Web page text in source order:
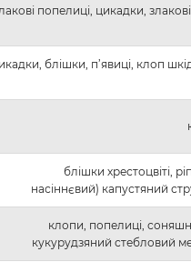
попелиці, цикадки,
блішки, п’явиці, клоп
блішки хрестоцвіті,
насіннєвий) капустяний
клопи, попелиці,
кукурудзяний стебловий